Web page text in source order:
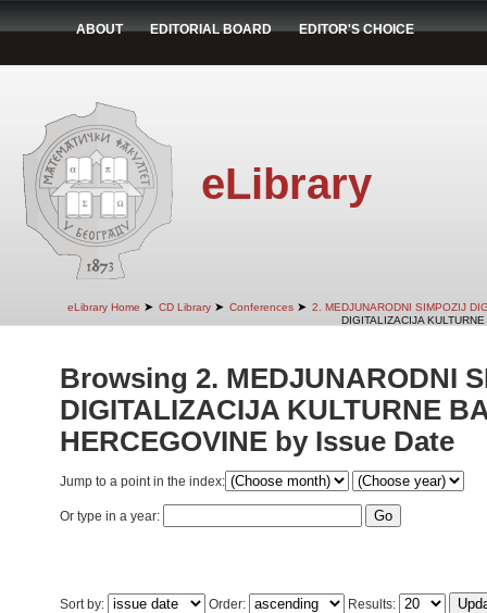
ABOUT EDITORIAL BOARD EDITOR'S CHOICE
eLibrary
eLibrary Home ➤ CD Library ➤ Conferences ➤ 2. MEDJUNARODNI SIMPOZIJ
DIGITALIZACIJA
Browsing 2. MEDJUNARODNI
DIGITALIZACIJA KULTURNE
HERCEGOVINE by Issue Date
Jump to a point in the index:
Or type in a year:
Sort by: Order: Results: